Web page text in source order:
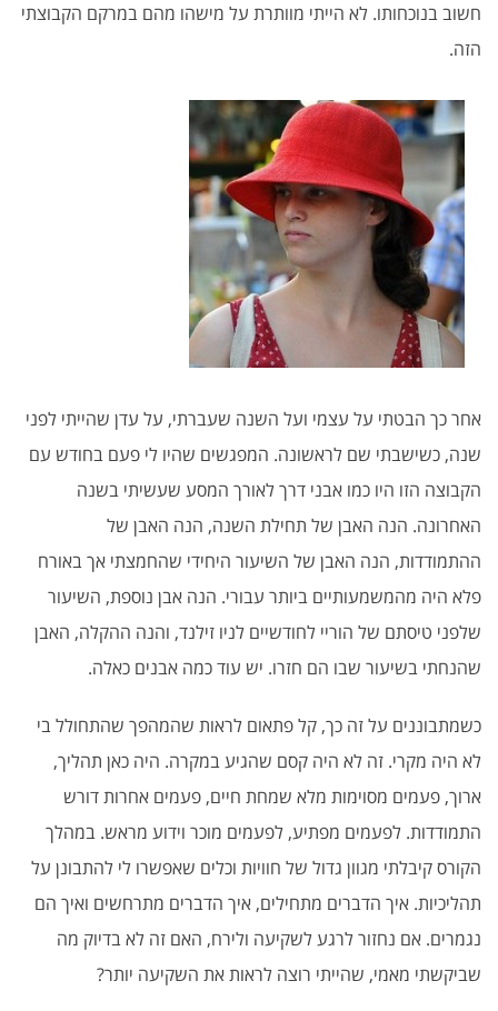
חשוב בנוכחותו. לא הייתי מוותרת על מישהו מהם במרקם הקבוצתי
הזה.
אחר כך הבטתי על עצמי ועל השנה שעברתי, על עדן שהייתי לפני
שנה, כשישבתי שם לראשונה. המפגשים שהיו לי פעם בחודש עם
הקבוצה הזו היו כמו אבני דרך לאורך המסע שעשיתי בשנה
האחרונה. הנה האבן של תחילת השנה, הנה האבן של
ההתמודדות, הנה האבן של השיעור היחידי שהחמצתי אך באורח
פלא היה מהמשמעותיים ביותר עבורי. הנה אבן נוספת, השיעור
שלפני טיסתם של הוריי לחודשיים לניו זילנד, והנה ההקלה, האבן
שהנחתי בשיעור שבו הם חזרו. יש עוד כמה אבנים כאלה.
כשמתבוננים על זה כך, קל פתאום לראות שהמהפך שהתחולל בי
לא היה מקרי. זה לא היה קסם שהגיע במקרה. היה כאן תהליך,
ארוך, פעמים מסוימות מלא שמחת חיים, פעמים אחרות דורש
התמודדות. לפעמים מפתיע, לפעמים מוכר וידוע מראש. במהלך
הקורס קיבלתי מגוון גדול של חוויות וכלים שאפשרו לי להתבונן על
תהליכיות. איך הדברים מתחילים, איך הדברים מתרחשים ואיך הם
נגמרים. אם נחזור לרגע לשקיעה ולירח, האם זה לא בדיוק מה
שביקשתי מאמי, שהייתי רוצה לראות את השקיעה יותר?